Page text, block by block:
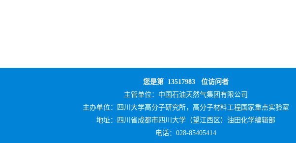
您是第 13517983 位访问者
主管单位： 中国石油天然气集团有限公司
主办单位：
四川大学高分子研究所，高分子材料工程国家重点实验室
地址：四川省成都市四川大学（望江西区）油田化学编辑部
电话：028-85405414